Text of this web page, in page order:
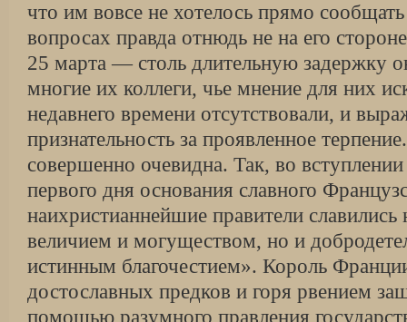
что им вовсе не хотелось прямо
вопросах правда отнюдь не на его
25 марта — столь длительную задержку
многие их коллеги, чье мнение для них
недавнего времени отсутствовали, и
признательность за проявленное
совершенно очевидна. Так, во
первого дня основания славного
наихристианнейшие правители славились
величием и могуществом, но и
истинным благочестием». Король
достославных предков и горя рвением
помощью разумного правления